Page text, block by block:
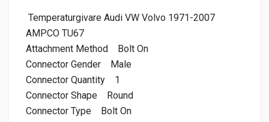
Temperaturgivare Audi VW Volvo 1971-2007
AMPCO TU67​
Attachment Method
Bolt On
Connector Gender
Male
Connector Quantity
1
Connector Shape
Round
Connector Type
Bolt On